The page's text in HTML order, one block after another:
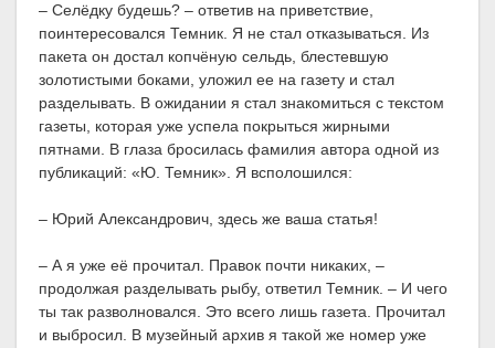
– Селёдку будешь? – ответив на приветствие,
поинтересовался Темник. Я не стал отказываться. Из
пакета он достал копчёную сельдь, блестевшую
золотистыми боками, уложил ее на газету и стал
разделывать. В ожидании я стал знакомиться с текстом
газеты, которая уже успела покрыться жирными
пятнами. В глаза бросилась фамилия автора одной из
публикаций: «Ю. Темник». Я всполошился:
– Юрий Александрович, здесь же ваша статья!
– А я уже её прочитал. Правок почти никаких, –
продолжая разделывать рыбу, ответил Темник. – И чего
ты так разволновался. Это всего лишь газета. Прочитал
и выбросил. В музейный архив я такой же номер уже